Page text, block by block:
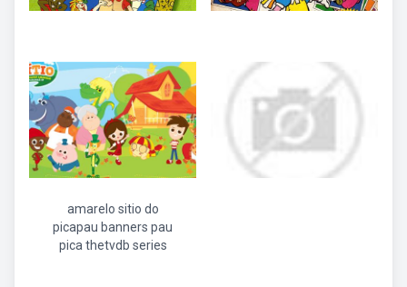
amarelo sitio do
picapau banners pau
pica thetvdb series